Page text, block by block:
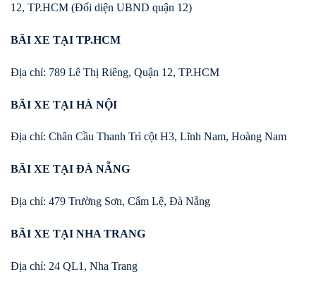
12, TP.HCM (Đối diện UBND quận 12)
BÃI XE TẠI TP.HCM
Địa chỉ: 789 Lê Thị Riêng, Quận 12, TP.HCM
BÃI XE TẠI HÀ NỘI
Địa chỉ: Chân Cầu Thanh Trì cột H3, Lĩnh Nam, Hoàng Nam
BÃI XE TẠI ĐÀ NẴNG
Địa chỉ: 479 Trường Sơn, Cẩm Lệ, Đà Nẵng
BÃI XE TẠI NHA TRANG
Địa chỉ: 24 QL1, Nha Trang